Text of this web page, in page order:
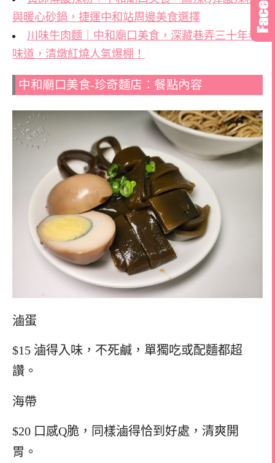
與暖心砂鍋，捷運中和站周邊美食選擇
川味牛肉麵｜中和廟口美食，深藏巷弄三十年老
味道，清燉紅燒人氣爆棚！
中和廟口美食-珍奇麵店：餐點內容
滷蛋
$15 滷得入味，不死鹹，單獨吃或配麵都超
讚。
海帶
$20 口感Q脆，同樣滷得恰到好處，清爽開
胃。